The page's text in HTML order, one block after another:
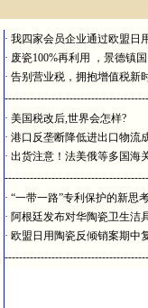
· 我四家会员企业通过欧盟日
· 废瓷100%再利用 ，景德镇
· 告别营业税，拥抱增值税新
· 美国税改后,世界会怎样?
· 港口反垄断降低进出口物流
· 出货注意！法美俄等多国海
· “一带一路”专利保护的新思
· 阿根廷发布对华陶瓷卫生洁
· 欧盟日用陶瓷反倾销案期中